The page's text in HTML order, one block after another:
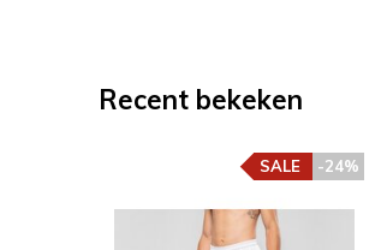
Recent bekeken
-24%
SALE